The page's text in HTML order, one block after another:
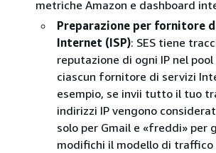
metriche Amazon e dashboard
Preparazione per fornitore
Internet (ISP): SES tiene
reputazione di ogni IP nel
ciascun fornitore di servizi
esempio, se invii tutto il tuo
indirizzi IP vengono
solo per Gmail e «freddi» per
modifichi il modello di traffico